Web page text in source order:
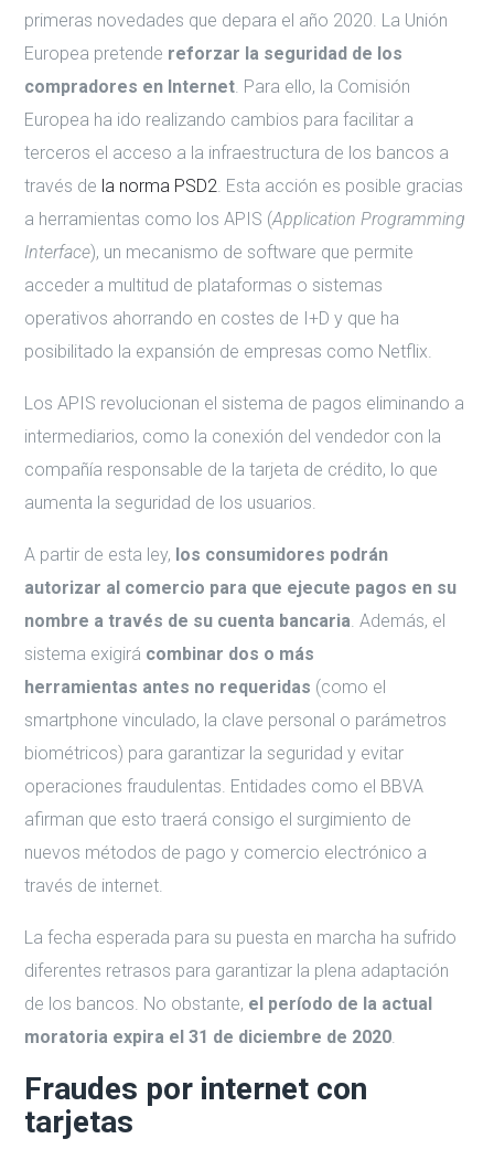
primeras novedades que depara el año 2020. La Unión
Europea pretende reforzar la seguridad de los
compradores en Internet. Para ello, la Comisión
Europea ha ido realizando cambios para facilitar a
terceros el acceso a la infraestructura de los bancos a
través de la norma PSD2. Esta acción es posible gracias
a herramientas como los APIS (Application Programming
Interface), un mecanismo de software que permite
acceder a multitud de plataformas o sistemas
operativos ahorrando en costes de I+D y que ha
posibilitado la expansión de empresas como Netflix.
Los APIS revolucionan el sistema de pagos eliminando a
intermediarios, como la conexión del vendedor con la
compañía responsable de la tarjeta de crédito, lo que
aumenta la seguridad de los usuarios.
A partir de esta ley, los consumidores podrán
autorizar al comercio para que ejecute pagos en su
nombre a través de su cuenta bancaria. Además, el
sistema exigirá combinar dos o más
herramientas antes no requeridas (como el
smartphone vinculado, la clave personal o parámetros
biométricos) para garantizar la seguridad y evitar
operaciones fraudulentas. Entidades como el BBVA
afirman que esto traerá consigo el surgimiento de
nuevos métodos de pago y comercio electrónico a
través de internet.
La fecha esperada para su puesta en marcha ha sufrido
diferentes retrasos para garantizar la plena adaptación
de los bancos. No obstante, el período de la actual
moratoria expira el 31 de diciembre de 2020.
Fraudes por internet con
tarjetas